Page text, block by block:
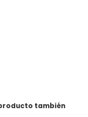
también